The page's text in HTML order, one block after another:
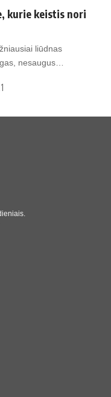
kurie keistis nori
liūdnas
nesaugus…